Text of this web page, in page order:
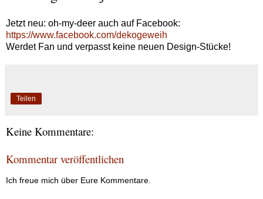
Jetzt neu: oh-my-deer auch auf Facebook:
https://www.facebook.com/dekogeweih
Werdet Fan und verpasst keine neuen Design-Stücke!
Teilen
Keine Kommentare:
Kommentar veröffentlichen
Ich freue mich über Eure Kommentare.